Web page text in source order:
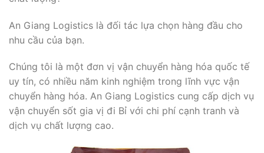
An Giang Logistics là đối tác lựa chọn hàng đầu cho
nhu cầu của bạn.
Chúng tôi là một đơn vị vận chuyển hàng hóa quốc tế
uy tín, có nhiều năm kinh nghiệm trong lĩnh vực vận
chuyển hàng hóa. An Giang Logistics cung cấp dịch vụ
vận chuyển sốt gia vị đi Bỉ với chi phí cạnh tranh và
dịch vụ chất lượng cao.